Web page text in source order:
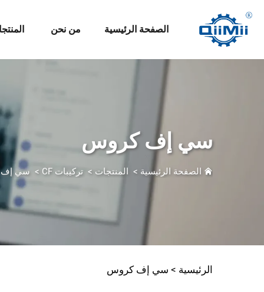
الصفحة الرئيسية من نحن
سي إف كروس
الصفحة الرئيسية > المنتجات > تركيبات CF > سي
الرئيسية > سي إف كروس